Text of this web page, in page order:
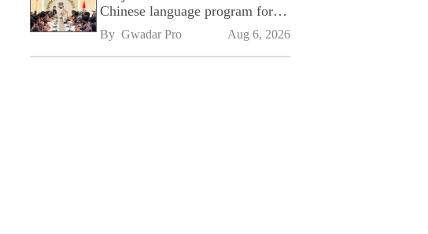
Chinese language program for
SPU
By Gwadar Pro Aug 6, 2026